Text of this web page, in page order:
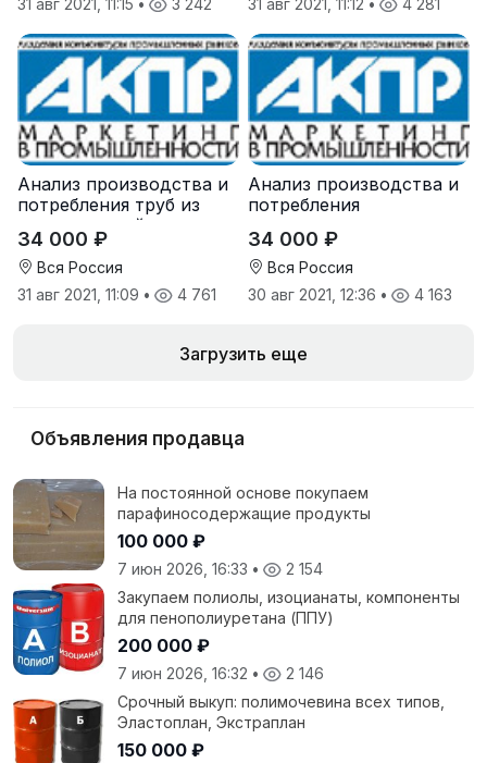
31 авг 2021, 11:15 • 3 242
31 авг 2021, 11:12 • 4 281
Анализ производства и
потребления труб из
нержавеющей стали в
России
34 000 ₽
Вся Россия
31 авг 2021, 11:09 • 4 761
Анализ производства и
потребления
России
34 000 ₽
Вся Россия
30 авг 2021, 12:36 • 4 163
Загрузить еще
Объявления продавца
На постоянной основе покупаем
парафиносодержащие продукты
100 000 ₽
7 июн 2026, 16:33 •
2 154
Закупаем полиолы, изоцианаты, компоненты
для пенополиуретана (ППУ)
200 000 ₽
7 июн 2026, 16:32 •
2 146
Срочный выкуп: полимочевина всех типов,
Эластоплан, Экстраплан
150 000 ₽